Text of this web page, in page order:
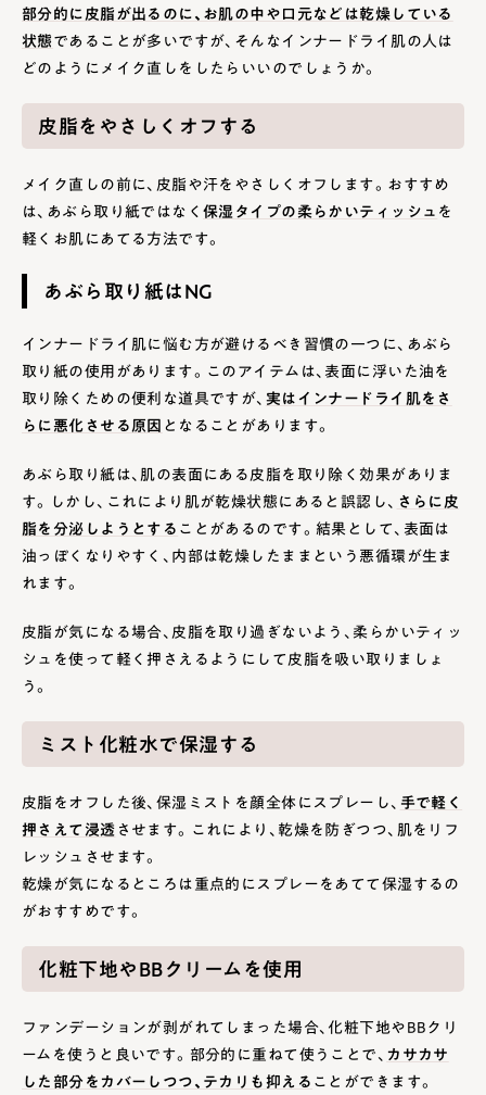
部分的に皮脂が出るのに、お肌の中や口元などは乾燥している
状態であることが多いですが、そんなインナードライ肌の人は
どのようにメイク直しをしたらいいのでしょうか。
皮脂をやさしくオフする
メイク直しの前に、皮脂や汗をやさしくオフします。おすすめ
は、あぶら取り紙ではなく保湿タイプの柔らかいティッシュ を
軽くお肌にあてる方法です。
あぶら取り紙はNG
インナードライ肌に悩む方が避けるべき習慣の一つに、あぶら
取り紙の使用があります。このアイテムは、表面に浮いた油を
取り除くための便利な道具ですが、 実はインナードライ肌をさ
らに悪化させる原因 となることがあります。
あぶら取り紙は、肌の表面にある皮脂を取り除く効果がありま
す。しかし、これにより肌が乾燥状態にあると誤認し、 さらに皮
脂を分泌しようとする ことがあるのです。結果として、表面は
油っぽくなりやすく、内部は乾燥したままという悪循環が生ま
れます。
皮脂が気になる場合、皮脂を取り過ぎないよう、柔らかいティッ
シュを使って軽く押さえるようにして皮脂を吸い取りましょ
う。
ミスト化粧水で保湿する
皮脂をオフした後、保湿ミストを顔全体にスプレーし、 手で軽く
押さえて浸透 させます。これにより、乾燥を防ぎつつ、肌をリフ
レッシュさせます​。
乾燥が気になるところは重点的にスプレーをあてて保湿するの
がおすすめです。
化粧下地やBBクリームを使用
ファンデーションが剥がれてしまった場合、化粧下地やBBクリ
ームを使うと良いです。部分的に重ねて使うことで、 カサカサ
した部分をカバーしつつ、テカリも抑える ことができます。